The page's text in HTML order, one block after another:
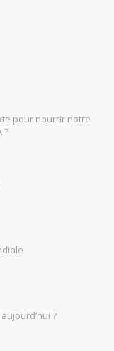
pour nourrir notre
?
?